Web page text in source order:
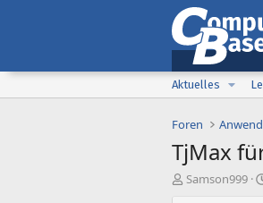
Aktuelles
Foren
TjMax
E
Samson999